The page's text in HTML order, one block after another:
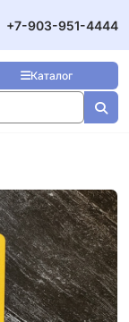
+7-903-951-4444
Каталог